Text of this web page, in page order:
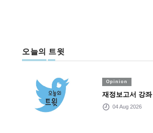
오늘의 트윗
Opinion
재정보고서 강좌
04 Aug 2026